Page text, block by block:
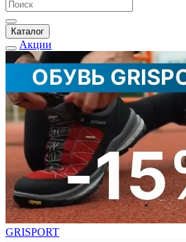
Каталог
Акции
GRISPORT